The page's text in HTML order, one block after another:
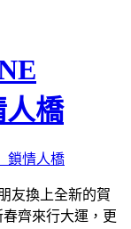
人橋
友換上全新的賀
齊來行大運，更